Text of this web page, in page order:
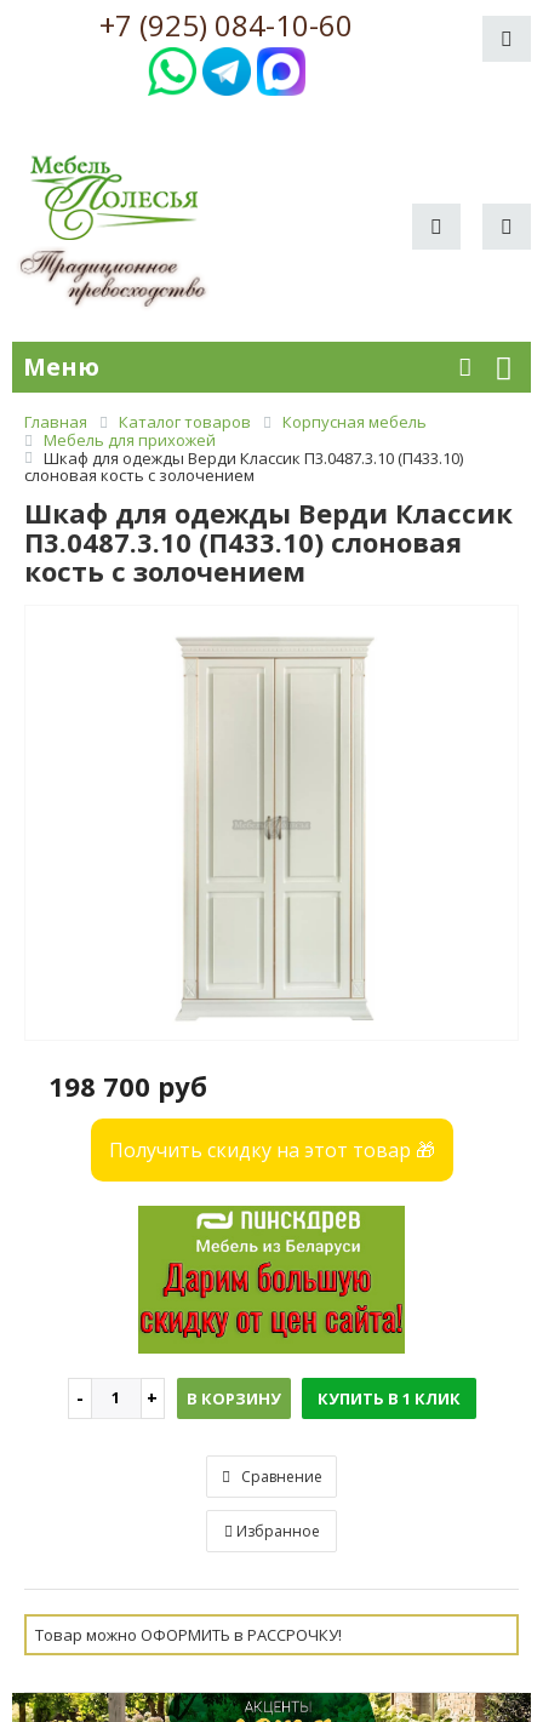
+7 (925) 084-10-60
Меню
Главная Каталог товаров
Корпусная мебель
Мебель для прихожей
Шкаф для одежды Верди Классик П3.0487.3.10 (П433.10)
слоновая кость с золочением
Шкаф для одежды Верди Классик
П3.0487.3.10 (П433.10) слоновая
кость с золочением
198 700 руб
Получить скидку на этот товар 🎁
В КОРЗИНУ КУПИТЬ В 1 КЛИК
Сравнение
Избранное
Товар можно ОФОРМИТЬ в РАССРОЧКУ!